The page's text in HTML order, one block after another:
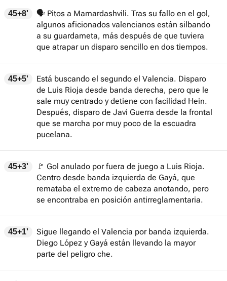
45+8'
🗣️ Pitos a Mamardashvili. Tras su fallo en el gol,
algunos aficionados valencianos están silbando
a su guardameta, más después de que tuviera
que atrapar un disparo sencillo en dos tiempos.
45+5'
Está buscando el segundo el Valencia. Disparo
de Luis Rioja desde banda derecha, pero que le
sale muy centrado y detiene con facilidad Hein.
Después, disparo de Javi Guerra desde la frontal
que se marcha por muy poco de la escuadra
pucelana.
45+3'
🚩 Gol anulado por fuera de juego a Luis Rioja.
Centro desde banda izquierda de Gayá, que
remataba el extremo de cabeza anotando, pero
se encontraba en posición antirreglamentaria.
45+1'
Sigue llegando el Valencia por banda izquierda.
Diego López y Gayá están llevando la mayor
parte del peligro che.